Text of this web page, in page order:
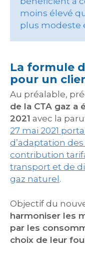
moins élevé
plus modeste
La formule
pour un
Au préalable,
de la CTA gaz a
2021 avec la
27 mai 2021
d’adaptation
contribution
transport et de
gaz naturel .
Objectif du
harmoniser les
par les
choix de leur